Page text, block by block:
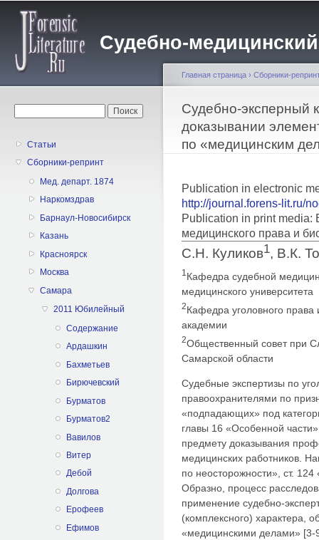
Судебно-
Статьи
Сборники-репринт
Мед. департ. 1874
Наркомздрав
Барнаул-Новосибирск
Казань
Красноярск
Москва
Самара
2011 Юбилейный
Содержание
Ардашкин
Бахметьев
Бирючевский
Бурматов
Бурматов2
Вавилов
Витер
Дебой
Долгова
Ерофеев
Ефимов
Вы здесь
Главная страница › Сборники-
Судебно-эксперный
доказывании
по «медицинским
Publication in electronic
http://journal.forens-lit.ru/
Publication in print
медицинского права и
С.Н. Куликов1, В.К.
1Кафедра судебной
медицинского университета
2Кафедра уголовного
академии
2Общественный совет при
Самарской области
Судебные экспертизы по
правоохранителями по
«подпадающих» под
главы 16 «Особенной
предмету доказывания
медицинских работников.
по неосторожности», ст.
Образно, процесс
применение судебно-
(комплексного) характера,
«медицинскими делами» [3-